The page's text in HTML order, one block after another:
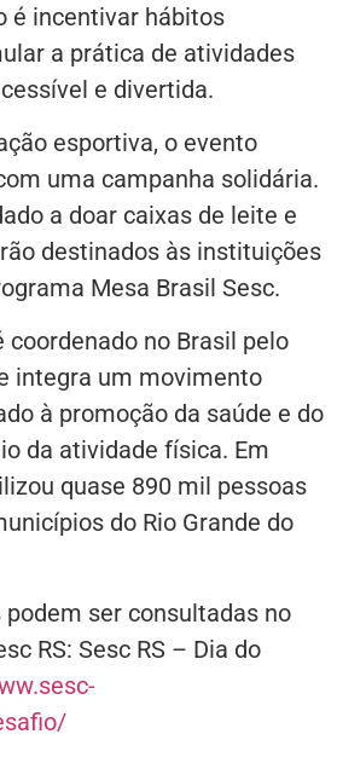
é incentivar hábitos
a prática de atividades
e divertida.
esportiva, o evento
uma campanha solidária.
a doar caixas de leite e
destinados às instituições
Mesa Brasil Sesc.
coordenado no Brasil pelo
integra um movimento
à promoção da saúde e do
da atividade física. Em
quase 890 mil pessoas
do Rio Grande do
ser consultadas no
RS: Sesc RS – Dia do